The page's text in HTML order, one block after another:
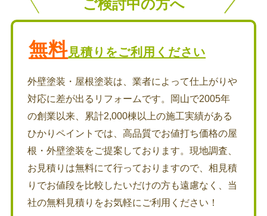
ご検討中の方へ
無料見積りをご利用ください
外壁塗装・屋根塗装は、業者によって仕上がりや
対応に差が出るリフォームです。岡山で2005年
の創業以来、累計2,000棟以上の施工実績がある
ひかりペイントでは、高品質でお値打ち価格の屋
根・外壁塗装をご提案しております。現地調査、
お見積りは無料にて行っておりますので、相見積
りでお値段を比較したいだけの方も遠慮なく、当
社の無料見積りをお気軽にご利用ください！